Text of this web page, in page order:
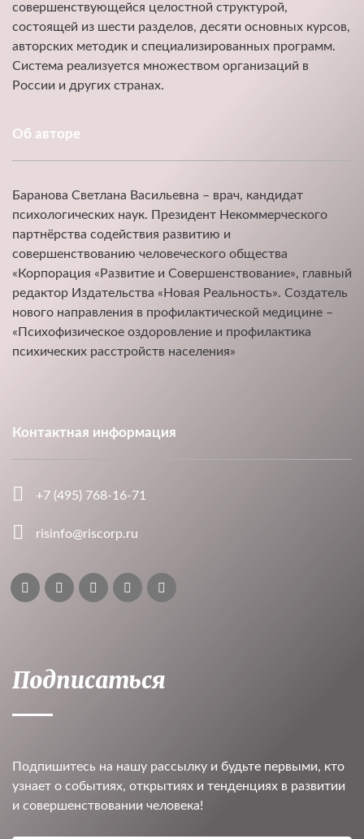
совершенствующейся целостной структурой,
состоящей из шести разделов, десяти основных курсов,
авторских методик и специализированных программ.
Система реализуется множеством организаций в
России и других странах.
Об авторе
Баранова Светлана Васильевна – врач, кандидат
психологических наук. Президент Некоммерческого
партнёрства содействия развитию и
совершенствованию человеческого общества
«Корпорация «Развитие и Совершенствование», главный
редактор Издательства «Новая Реальность». Создатель
нового направления в профилактической медицине –
«Психофизическое оздоровление и профилактика
психических расстройств населения»
Контактная информация
+7 (495) 768-16-71
risinfo@riscorp.ru
Подписаться
Подпишитесь на нашу рассылку и будьте первыми, кто
узнает о событиях, открытиях и тенденциях в развитии
и совершенствовании человека!